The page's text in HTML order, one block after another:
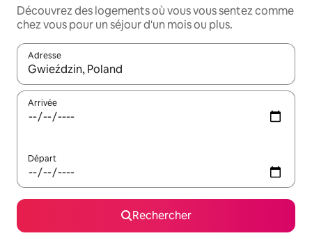
Découvrez des logements où vous vous sentez comme
chez vous pour un séjour d'un mois ou plus.
Adresse
Lorsque les résultats s'affichent, utilisez les flèches vers le
Arrivée
Départ
Rechercher